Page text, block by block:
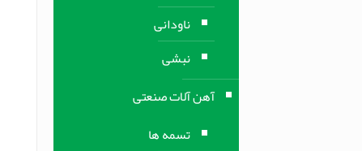
ناودانی
نبشی
آهن آلات صنعتی
تسمه ها